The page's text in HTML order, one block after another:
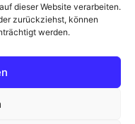
dieser Website verarbeiten.
zurückziehst, können
werden.
All Rights Reserved.